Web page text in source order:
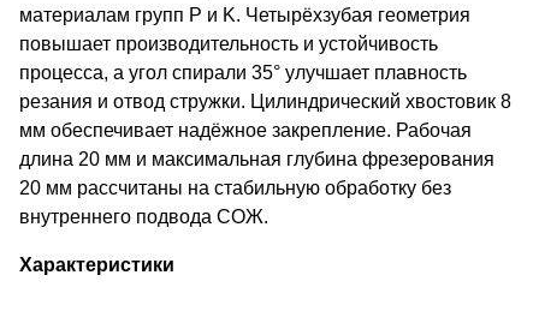
материалам групп P и K. Четырёхзубая геометрия
повышает производительность и устойчивость
процесса, а угол спирали 35° улучшает плавность
резания и отвод стружки. Цилиндрический хвостовик 8
мм обеспечивает надёжное закрепление. Рабочая
длина 20 мм и максимальная глубина фрезерования
20 мм рассчитаны на стабильную обработку без
внутреннего подвода СОЖ.
Характеристики